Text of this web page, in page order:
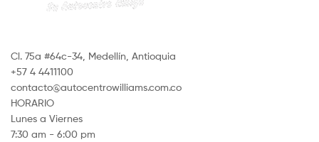
Cl. 75a #64c-34, Medellín, Antioquia
+57 4 4411100
contacto@autocentrowilliams.com.co
HORARIO
Lunes a Viernes
7:30 am - 6:00 pm